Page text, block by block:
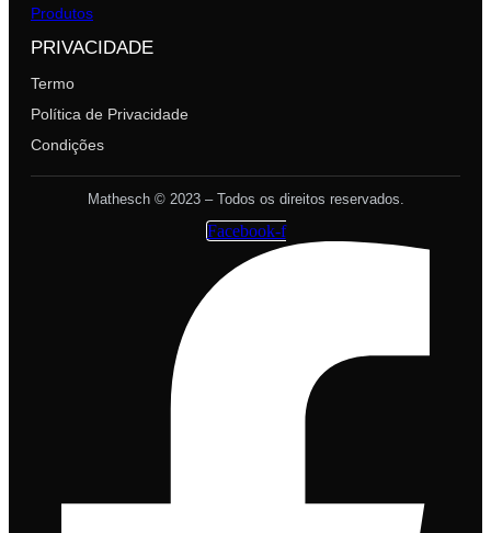
Produtos
PRIVACIDADE
Termo
Política de Privacidade
Condições
Mathesch © 2023 – Todos os direitos reservados.
Facebook-f